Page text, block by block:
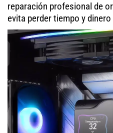
reparación profesional de
evita perder tiempo y